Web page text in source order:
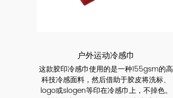
户外运动冷感巾
这款胶印冷感巾使用的是一种155gsm的高
科技冷感面料，然后借助于胶皮将洗标、
logo或slogen等印在冷感巾上，不掉色。